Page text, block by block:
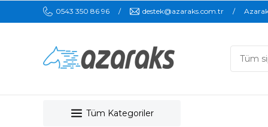
0543 350 86 96 destek@azaraks.com.tr
Tüm Kategoriler